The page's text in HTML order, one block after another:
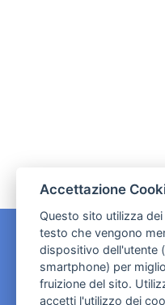
Accettazione
Questo sito utilizza
testo che vengono
dispositivo dell'utente
smartphone) per
fruizione del sito.
accetti l'utilizzo dei